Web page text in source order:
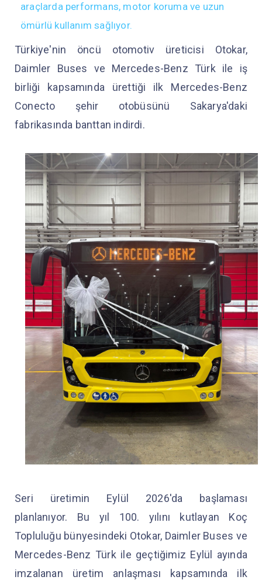
araçlarda performans, motor koruma ve uzun
ömürlü kullanım sağlıyor.
Türkiye'nin öncü otomotiv üreticisi Otokar,
Daimler Buses ve Mercedes-Benz Türk ile iş
birliği kapsamında ürettiği ilk Mercedes-Benz
Conecto şehir otobüsünü Sakarya'daki
fabrikasında banttan indirdi.
Seri üretimin Eylül 2026'da başlaması
planlanıyor. Bu yıl 100. yılını kutlayan Koç
Topluluğu bünyesindeki Otokar, Daimler Buses ve
Mercedes-Benz Türk ile geçtiğimiz Eylül ayında
imzalanan üretim anlaşması kapsamında ilk